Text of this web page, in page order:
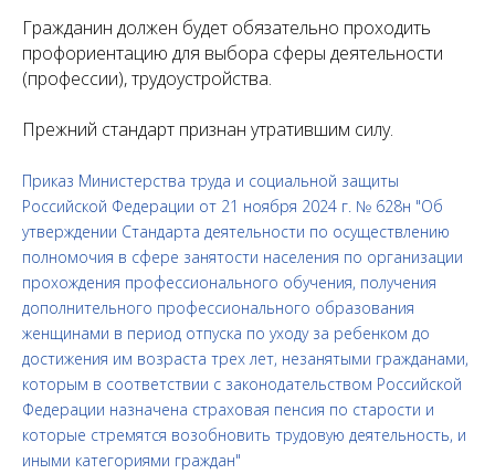
Гражданин должен будет обязательно проходить
профориентацию для выбора сферы деятельности
(профессии), трудоустройства.
Прежний стандарт признан утратившим силу.
Приказ Министерства труда и социальной защиты
Российской Федерации от 21 ноября 2024 г. № 628н "Об
утверждении Стандарта деятельности по осуществлению
полномочия в сфере занятости населения по организации
прохождения профессионального обучения, получения
дополнительного профессионального образования
женщинами в период отпуска по уходу за ребенком до
достижения им возраста трех лет, незанятыми гражданами,
которым в соответствии с законодательством Российской
Федерации назначена страховая пенсия по старости и
которые стремятся возобновить трудовую деятельность, и
иными категориями граждан"